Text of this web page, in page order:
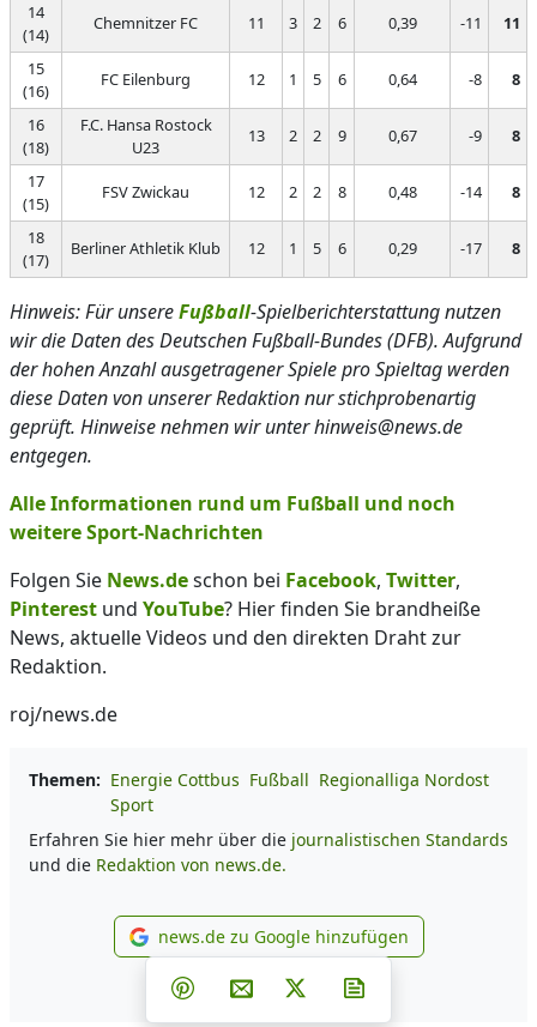
14
(14)
Chemnitzer FC 11 3 2 6 0,39 -11 11
15
(16)
FC Eilenburg 12 1 5 6 0,64 -8 8
16
(18)
F.C. Hansa Rostock
U23
13 2 2 9 0,67 -9 8
17
(15)
FSV Zwickau 12 2 2 8 0,48 -14 8
18
(17)
Berliner Athletik Klub 12 1 5 6 0,29 -17 8
Hinweis: Für unsereFußball-Spielberichterstattung nutzen
wir die Daten des Deutschen Fußball-Bundes (DFB). Aufgrund
der hohen Anzahl ausgetragener Spiele pro Spieltag werden
diese Daten von unserer Redaktion nur stichprobenartig
geprüft. Hinweise nehmen wir unter hinweis@news.de
entgegen.
Alle Informationen rund um Fußball und noch
weitere Sport-Nachrichten
Folgen Sie News.deschon bei Facebook, Twitter,
Pinterest und YouTube? Hier finden Sie brandheiße
News, aktuelle Videos und den direkten Draht zur
Redaktion.
roj/news.de
Themen: Energie Cottbus Fußball Regionalliga Nordost
Sport
Erfahren Sie hier mehr über die journalistischen Standards
und die Redaktion von news.de.
news.de zu Google
news.de zu Google hinzufügen
Teilen auf Facebook
Teilen auf Whatsapp
Teilen auf Telegram
Teilen auf Pinterest
Per E-Mail teilen
Post auf X